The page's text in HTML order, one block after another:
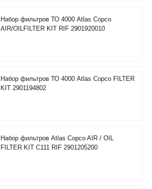
Набор фильтров ТО 4000 Atlas Copco
AIR/OILFILTER KIT RIF 2901920010
Набор фильтров ТО 4000 Atlas Copco FILTER
KIT 2901194802
Набор фильтров Atlas Copco AIR / OIL
FILTER KIT C111 RIF 2901205200